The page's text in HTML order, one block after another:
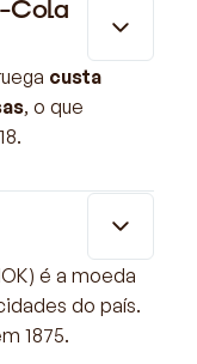
Cola
custa
, o que
é a moeda
do país.
1875.